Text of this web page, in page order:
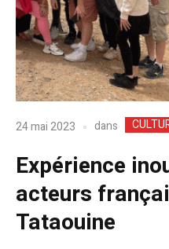
24 mai 2023 dans
Expérience
acteurs
Tataouine